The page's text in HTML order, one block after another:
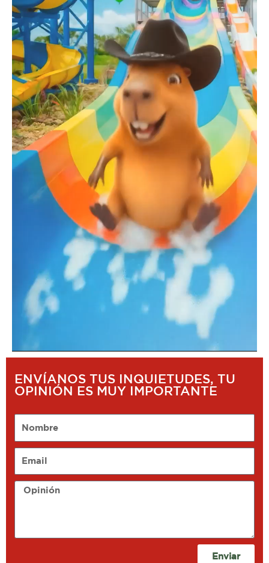
ENVÍANOS TUS INQUIETUDES, TU
OPINIÓN ES MUY IMPORTANTE
Opinión
Enviar